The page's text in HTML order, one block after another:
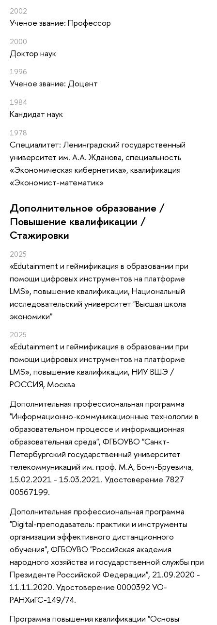
2002
Ученое звание: Профессор
2000
Доктор наук
1996
Ученое звание: Доцент
1984
Кандидат наук
1978
Специалитет: Ленинградский государственный
университет им. А.А. Жданова, специальность
«Экономическая кибернетика», квалификация
«Экономист-математик»
Дополнительное образование /
Повышение квалификации /
Стажировки
2025
«Edutainment и геймификация в образовании при
помощи цифровых инструментов на платформе
LMS», повышение квалификации, Национальный
исследовательский университет "Высшая школа
экономики"
2025
«Edutainment и геймификация в образовании при
помощи цифровых инструментов на платформе
LMS», повышение квалификации, НИУ ВШЭ /
РОССИЯ, Москва
Дополнительная профессиональная программа
"Информационно-коммуникационные технологии в
образовательном процессе и информационная
образовательная среда", ФГБОУВО "Санкт-
Петербургский государственный университет
телекоммуникаций им. проф. М.А, Бонч-Бруевича,
15.02.2021 - 15.03.2021. Удостоверение 7827
00567199.
Дополнительная профессиональная программа
"Digital-преподаватель: практики и инструменты
организации эффективного дистанционного
обучения", ФГБОУВО "Российская академия
народного хозяйства и государственной службы при
Президенте Российской Федерации", 21.09.2020 -
11.11.2020. Удостоверение 0000392 УО-
РАНХиГС-149/74.
Программа повышения квалификации "Основы